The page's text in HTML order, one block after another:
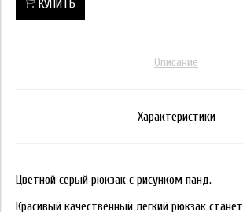
КУПИТЬ
Описание
Характеристики
Цветной серый рюкзак с рисунком панд.
Красивый качественный легкий рюкзак